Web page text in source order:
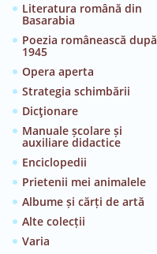
Literatura română din
Basarabia
Poezia românească după
1945
Opera aperta
Strategia schimbării
Dicţionare
Manuale școlare și
auxiliare didactice
Enciclopedii
Prietenii mei animalele
Albume și cărți de artă
Alte colecții
Varia